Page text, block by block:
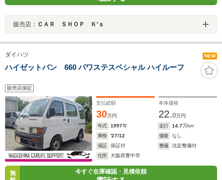
販売店： ＣＡＲ ＳＨＯＰ Ｋ’ｓ
ダイハツ NEW
ハイゼットバン 660 パワステスペシャル ハイルーフ
販売店保証
支払総額
30万円
本体価格
22.0万円
年式
1997年 走行 14.7万km
車検
'27/12 修復
なし
保証
保証付 整備
法定整備付
住所
大阪府豊中市
無
今すぐ在庫確認・見積依頼